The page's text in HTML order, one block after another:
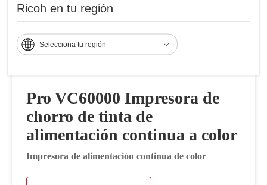
Ricoh en tu región
Selecciona tu región
Pro VC60000 Impresora de
chorro de tinta de
alimentación continua a color
Impresora de alimentación continua de color